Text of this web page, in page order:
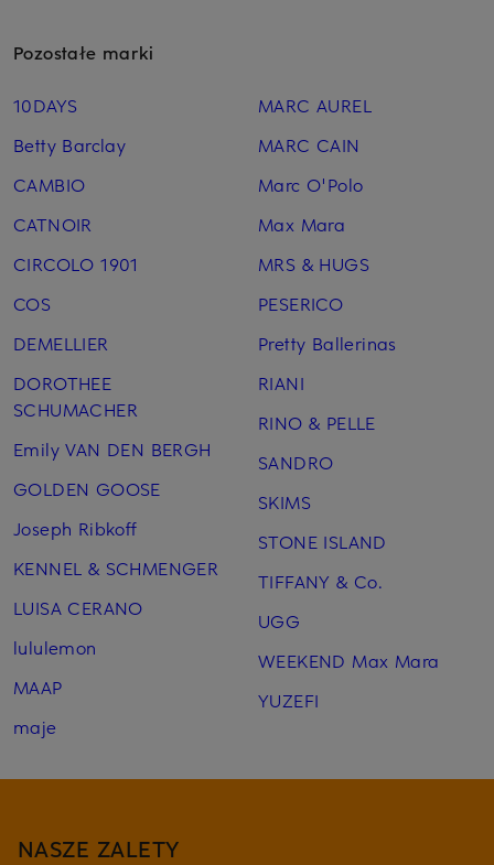
Pozostałe marki
10DAYS
Betty Barclay
CAMBIO
CATNOIR
CIRCOLO 1901
COS
DEMELLIER
DOROTHEE
SCHUMACHER
Emily VAN DEN BERGH
GOLDEN GOOSE
Joseph Ribkoff
KENNEL & SCHMENGER
LUISA CERANO
lululemon
MAAP
maje
MARC AUREL
MARC CAIN
Marc O'Polo
Max Mara
MRS & HUGS
PESERICO
Pretty Ballerinas
RIANI
RINO & PELLE
SANDRO
SKIMS
STONE ISLAND
TIFFANY & Co.
UGG
WEEKEND Max Mara
YUZEFI
NASZE ZALETY